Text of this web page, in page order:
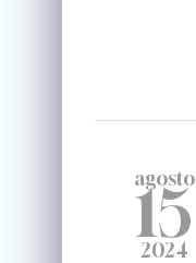
agosto
15
2024